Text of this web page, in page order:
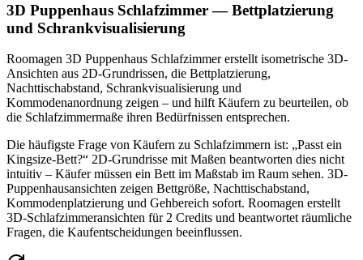
3D Puppenhaus Schlafzimmer — Bettplatzierung
und Schrankvisualisierung
Roomagen 3D Puppenhaus Schlafzimmer erstellt isometrische 3D-
Ansichten aus 2D-Grundrissen, die Bettplatzierung,
Nachttischabstand, Schrankvisualisierung und
Kommodenanordnung zeigen – und hilft Käufern zu beurteilen, ob
die Schlafzimmermaße ihren Bedürfnissen entsprechen.
Die häufigste Frage von Käufern zu Schlafzimmern ist: „Passt ein
Kingsize-Bett?“ 2D-Grundrisse mit Maßen beantworten dies nicht
intuitiv – Käufer müssen ein Bett im Maßstab im Raum sehen. 3D-
Puppenhausansichten zeigen Bettgröße, Nachttischabstand,
Kommodenplatzierung und Gehbereich sofort. Roomagen erstellt
3D-Schlafzimmeransichten für 2 Credits und beantwortet räumliche
Fragen, die Kaufentscheidungen beeinflussen.